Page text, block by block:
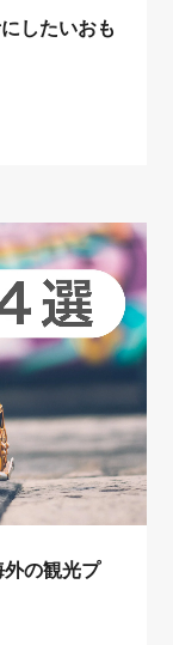
したいおも
の観光プ